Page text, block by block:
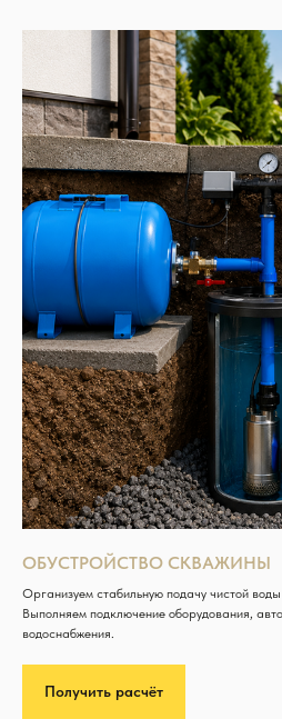
ОБУСТРОЙСТВО СКВАЖИНЫ
Организуем стабильную подачу чистой
Выполняем подключение оборудования,
водоснабжения.
Получить расчёт